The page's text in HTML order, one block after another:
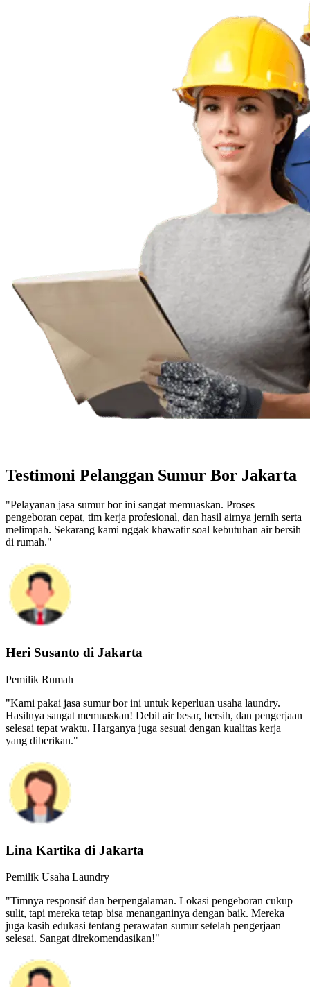
Testimoni Pelanggan Sumur Bor Jakarta
"Pelayanan jasa sumur bor ini sangat memuaskan. Proses
pengeboran cepat, tim kerja profesional, dan hasil airnya jernih serta
melimpah. Sekarang kami nggak khawatir soal kebutuhan air bersih
di rumah."
Heri Susanto di Jakarta
Pemilik Rumah
"Kami pakai jasa sumur bor ini untuk keperluan usaha laundry.
Hasilnya sangat memuaskan! Debit air besar, bersih, dan pengerjaan
selesai tepat waktu. Harganya juga sesuai dengan kualitas kerja
yang diberikan."
Lina Kartika di Jakarta
Pemilik Usaha Laundry
"Timnya responsif dan berpengalaman. Lokasi pengeboran cukup
sulit, tapi mereka tetap bisa menanganinya dengan baik. Mereka
juga kasih edukasi tentang perawatan sumur setelah pengerjaan
selesai. Sangat direkomendasikan!"